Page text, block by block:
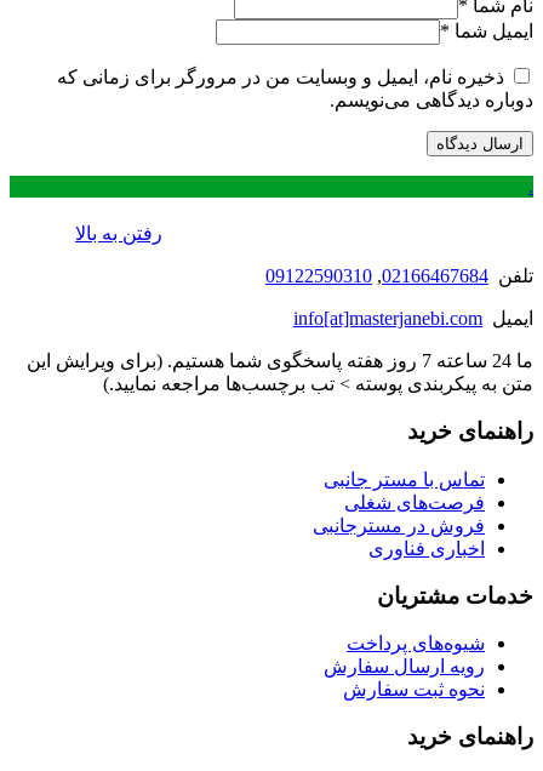
نام شما *
ایمیل شما *
ذخیره نام، ایمیل و وبسایت من در مرورگر برای زمانی که
دوباره دیدگاهی می‌نویسم.
.
رفتن به بالا
تلفن 02166467684
,
09122590310
ایمیل info[at]masterjanebi.com
ما 24 ساعته 7 روز هفته پاسخگوی شما هستیم. (برای ویرایش این
متن به پیکربندی پوسته > تب برچسب‌ها مراجعه نمایید.)
راهنمای خرید
تماس با مستر جانبی
فرصت‌های شغلی
فروش در مسترجانبی
اخباری فناوری
خدمات مشتریان
شیوه‌های پرداخت
رویه ارسال سفارش
نحوه ثبت سفارش
راهنمای خرید